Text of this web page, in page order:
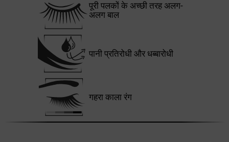
पूरी पलकों के अच्छी तरह अलग-
अलग बाल
पानी प्रतिरोधी और धब्बारोधी
गहरा काला रंग